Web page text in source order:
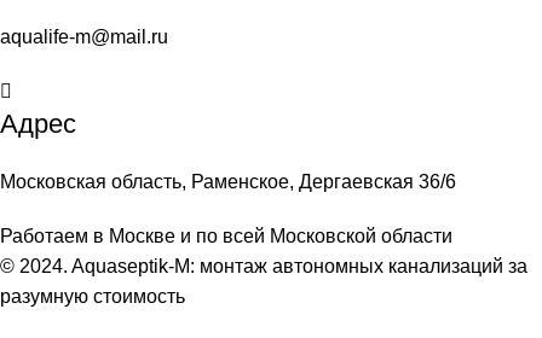
aqualife-m@mail.ru
Адрес
Московская область, Раменское, Дергаевская 36/6
Работаем в Москве и по всей Московской области
© 2024. Aquaseptik-M: монтаж автономных канализаций за
разумную стоимость